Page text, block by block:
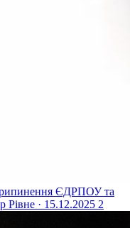
ЄДРПОУ та
Рівне · 15.12.2025 2